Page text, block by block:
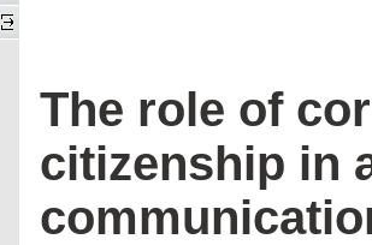
The role of
citizenship in